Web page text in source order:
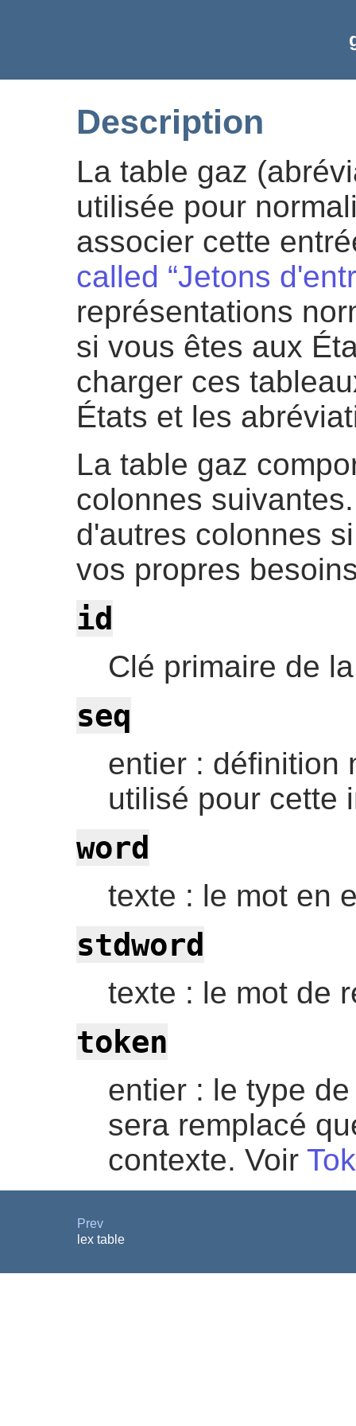
Description
La table gaz
utilisée pour
associer cette
called “Jetons
représentations
si vous êtes aux
charger ces
États et les
La table gaz
colonnes
d'autres colonnes
vos propres
id
Clé primaire de
seq
entier : définition
utilisé pour cette
word
texte : le mot en
stdword
texte : le mot de
token
entier : le type
sera remplacé
contexte. Voir
Prev
lex table